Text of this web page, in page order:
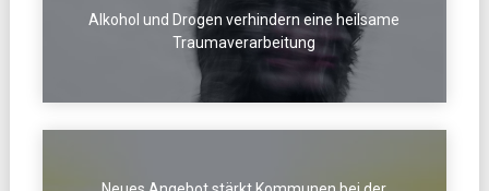
Alkohol und Drogen verhindern eine heilsame
Traumaverarbeitung